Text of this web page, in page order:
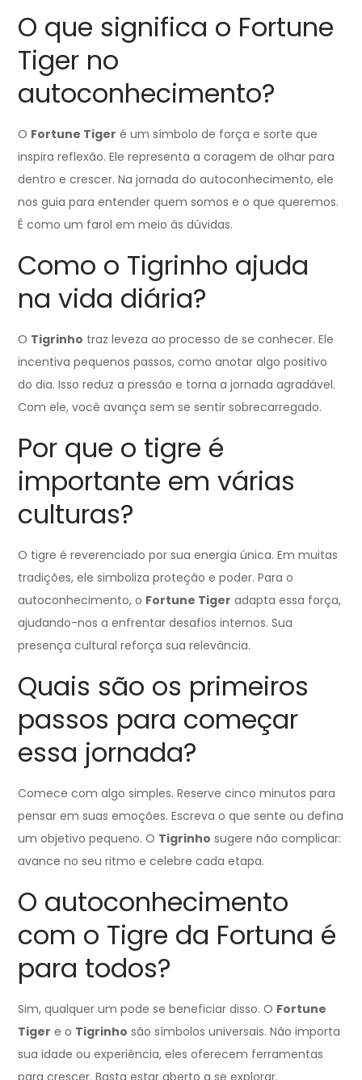
O que significa o Fortune
Tiger no
autoconhecimento?
O Fortune Tiger é um símbolo de força e sorte que
inspira reflexão. Ele representa a coragem de olhar para
dentro e crescer. Na jornada do autoconhecimento, ele
nos guia para entender quem somos e o que queremos.
É como um farol em meio às dúvidas.
Como o Tigrinho ajuda
na vida diária?
O Tigrinho traz leveza ao processo de se conhecer. Ele
incentiva pequenos passos, como anotar algo positivo
do dia. Isso reduz a pressão e torna a jornada agradável.
Com ele, você avança sem se sentir sobrecarregado.
Por que o tigre é
importante em várias
culturas?
O tigre é reverenciado por sua energia única. Em muitas
tradições, ele simboliza proteção e poder. Para o
autoconhecimento, o Fortune Tiger adapta essa força,
ajudando-nos a enfrentar desafios internos. Sua
presença cultural reforça sua relevância.
Quais são os primeiros
passos para começar
essa jornada?
Comece com algo simples. Reserve cinco minutos para
pensar em suas emoções. Escreva o que sente ou defina
um objetivo pequeno. O Tigrinho sugere não complicar:
avance no seu ritmo e celebre cada etapa.
O autoconhecimento
com o Tigre da Fortuna é
para todos?
Sim, qualquer um pode se beneficiar disso. O Fortune
Tiger e o Tigrinho são símbolos universais. Não importa
sua idade ou experiência, eles oferecem ferramentas
para crescer. Basta estar aberto a se explorar.